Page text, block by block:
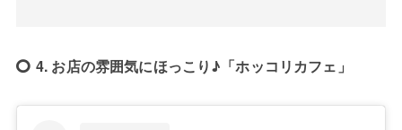
4. お店の雰囲気にほっこり♪「ホッコリカフェ」